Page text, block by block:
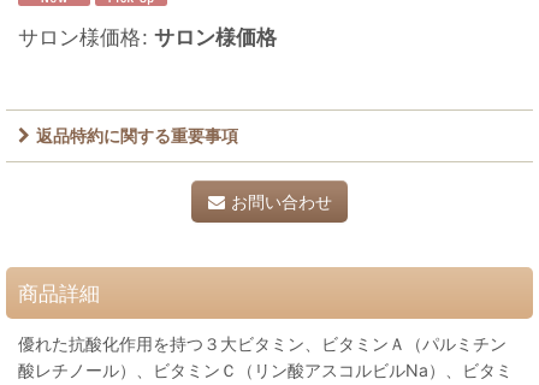
サロン様価格: サロン様価格
返品特約に関する重要事項
お問い合わせ
商品詳細
優れた抗酸化作用を持つ３大ビタミン、ビタミンＡ（パルミチン
酸レチノール）、ビタミンＣ（リン酸アスコルビルNa）、ビタミ